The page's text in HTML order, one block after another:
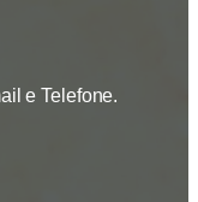
e Telefone.